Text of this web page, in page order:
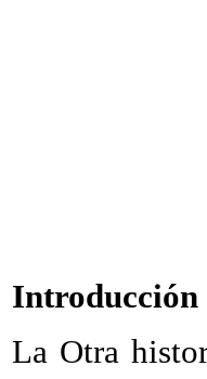
Introducción
La Otra